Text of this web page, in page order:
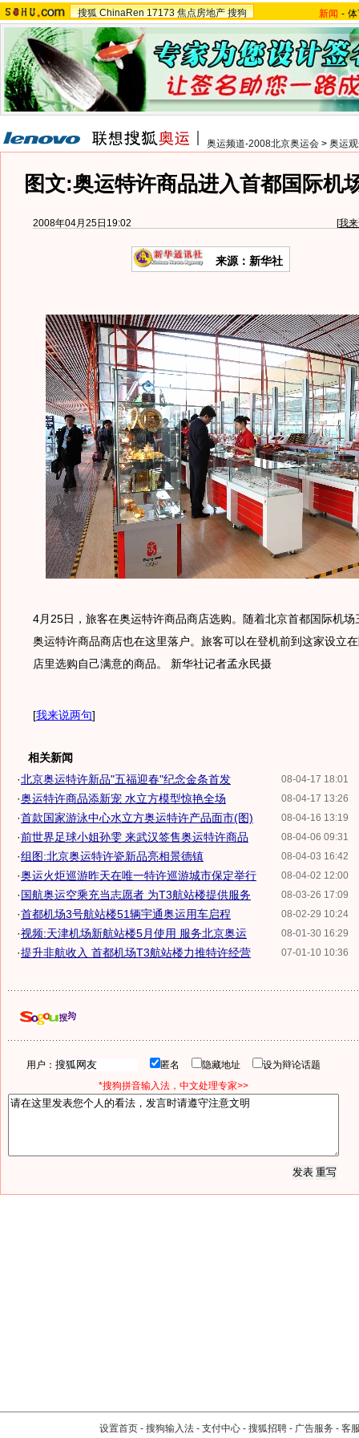
搜狐 ChinaRen 17173 焦点房地产 搜狗 新闻 -
奥运频道-2008北京奥运会 > 奥运
图文:奥运特许商品进入首都国际机
2008年04月25日19:02 [我
来源：新华社
4月25日，旅客在奥运特许商品商店选购。随着北京首都国际机
奥运特许商品商店也在这里落户。旅客可以在登机前到这家设立
店里选购自己满意的商品。 新华社记者孟永民摄
[我来说两句]
相关新闻
08-04-17 18:01
·北京奥运特许新品"五福迎春"纪念金条首发
08-04-17 13:26
·奥运特许商品添新宠 水立方模型惊艳全场
08-04-16 13:19
·首款国家游泳中心水立方奥运特许产品面市(图)
08-04-06 09:31
·前世界足球小姐孙雯 来武汉签售奥运特许商品
08-04-03 16:42
·组图:北京奥运特许瓷新品亮相景德镇
08-04-02 12:00
·奥运火炬巡游昨天在唯一特许巡游城市保定举行
08-03-26 17:09
·国航奥运空乘充当志愿者 为T3航站楼提供服务
08-02-29 10:24
·首都机场3号航站楼51辆宇通奥运用车启程
08-01-30 16:29
·视频:天津机场新航站楼5月使用 服务北京奥运
07-01-10 10:36
·提升非航收入 首都机场T3航站楼力推特许经营
用户： 匿名 隐藏地址
设为辩论话题
*搜狗拼音输入法，中文处理专家>>
设置首页 - 搜狗输入法 - 支付中心 - 搜狐招聘 - 广告服务 - 客